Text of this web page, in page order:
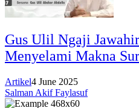
Gus Ulil Ngaji
Menyelami Makna
Artikel4 June 2025
Salman Akif Faylasuf